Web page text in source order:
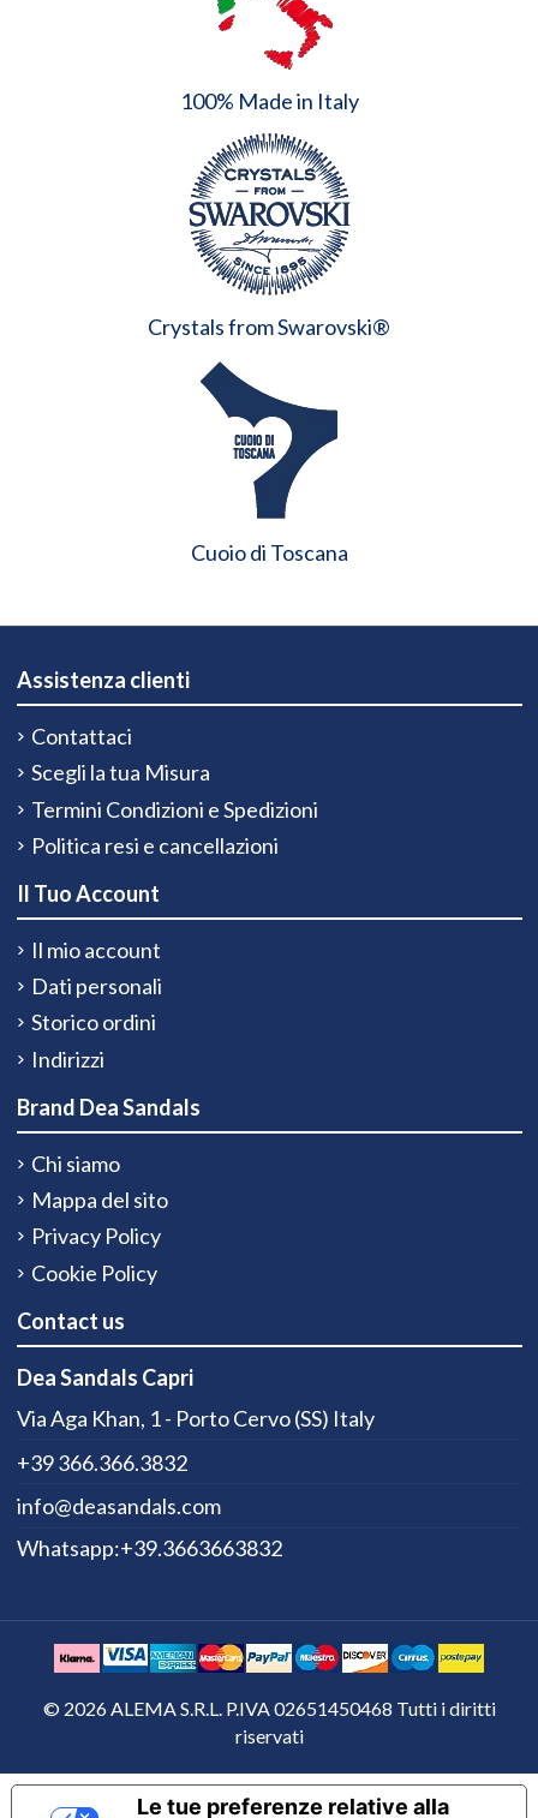
100% Made in Italy
Crystals from Swarovski®
Cuoio di Toscana
Assistenza clienti
Contattaci
Scegli la tua Misura
Termini Condizioni e Spedizioni
Politica resi e cancellazioni
Il Tuo Account
Il mio account
Dati personali
Storico ordini
Indirizzi
Brand Dea Sandals
Chi siamo
Mappa del sito
Privacy Policy
Cookie Policy
Contact us
Dea Sandals Capri
Via Aga Khan, 1 - Porto Cervo (SS) Italy
+39 366.366.3832
info@deasandals.com
Whatsapp:+39.3663663832
© 2026 ALEMA S.R.L. P.IVA 02651450468 Tutti i diritti
riservati
Le tue preferenze relative alla